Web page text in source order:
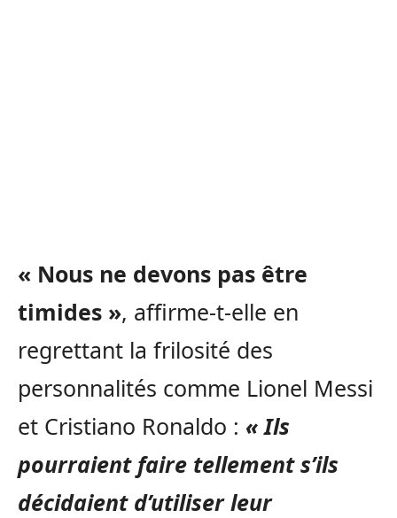
« Nous ne devons pas être
timides », affirme-t-elle en
regrettant la frilosité des
personnalités comme Lionel Messi
et Cristiano Ronaldo : « Ils
pourraient faire tellement s’ils
décidaient d’utiliser leur